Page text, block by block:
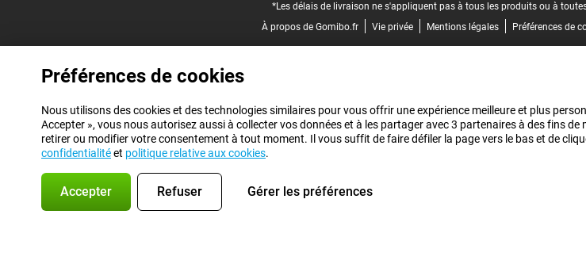
*Les délais de livraison ne s'appliquent pas à tous les produits ou à
À propos de Gomibo.fr
Vie privée Mentions légales Préférences de
Préférences de cookies
Nous utilisons des cookies et des technologies similaires pour vous offrir une expérience meilleure et plus
Accepter », vous nous autorisez aussi à collecter vos données et à les partager avec 3 partenaires à des fins
retirer ou modifier votre consentement à tout moment. Il vous suffit de faire défiler la page vers le bas et de
confidentialitéet politique relative aux cookies.
Accepter Refuser Gérer les préférences